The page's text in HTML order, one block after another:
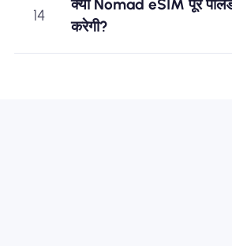
14
क्या Nomad eSIM पूरे
करेगी?